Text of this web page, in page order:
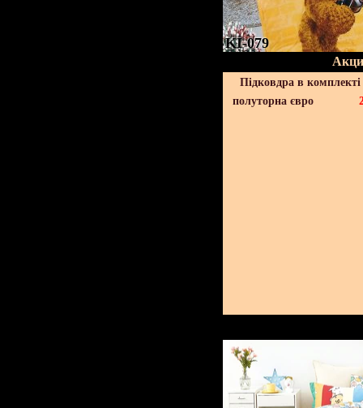
KI-079
Підковдра в
полуторна євро